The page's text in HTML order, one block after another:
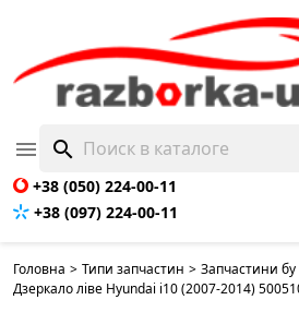
 search
+38 (050) 224-00-11
+38 (097) 224-00-11
Головна > Типи запчастин > Запчастини бу
Дзеркало ліве Hyundai i10 (2007-2014)